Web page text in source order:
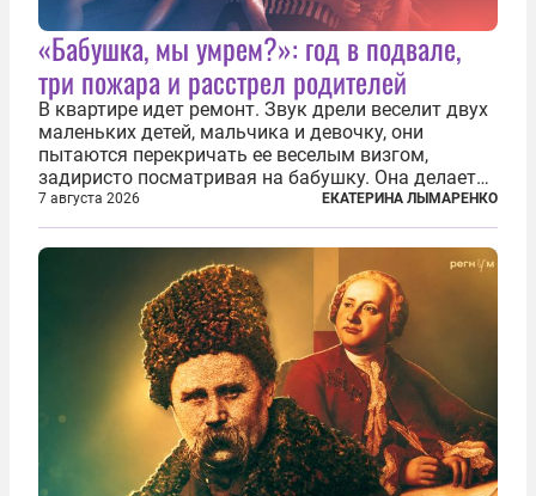
«Бабушка, мы умрем?»: год в подвале,
три пожара и расстрел родителей
В квартире идет ремонт. Звук дрели веселит двух
маленьких детей, мальчика и девочку, они
пытаются перекричать ее веселым визгом,
задиристо посматривая на бабушку. Она делает
им замечание, но внуки чувствуют, что она
сердится невсерьез. И это правда: дрель, конечно,
сверлит противно, но всё...
7 августа 2026 ЕКАТЕРИНА ЛЫМАРЕНКО